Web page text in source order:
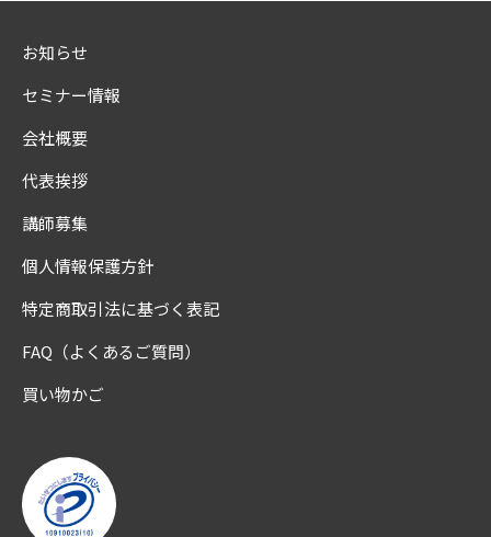
お知らせ
セミナー情報
会社概要
代表挨拶
講師募集
個人情報保護方針
特定商取引法に基づく表記
FAQ（よくあるご質問）
買い物かご